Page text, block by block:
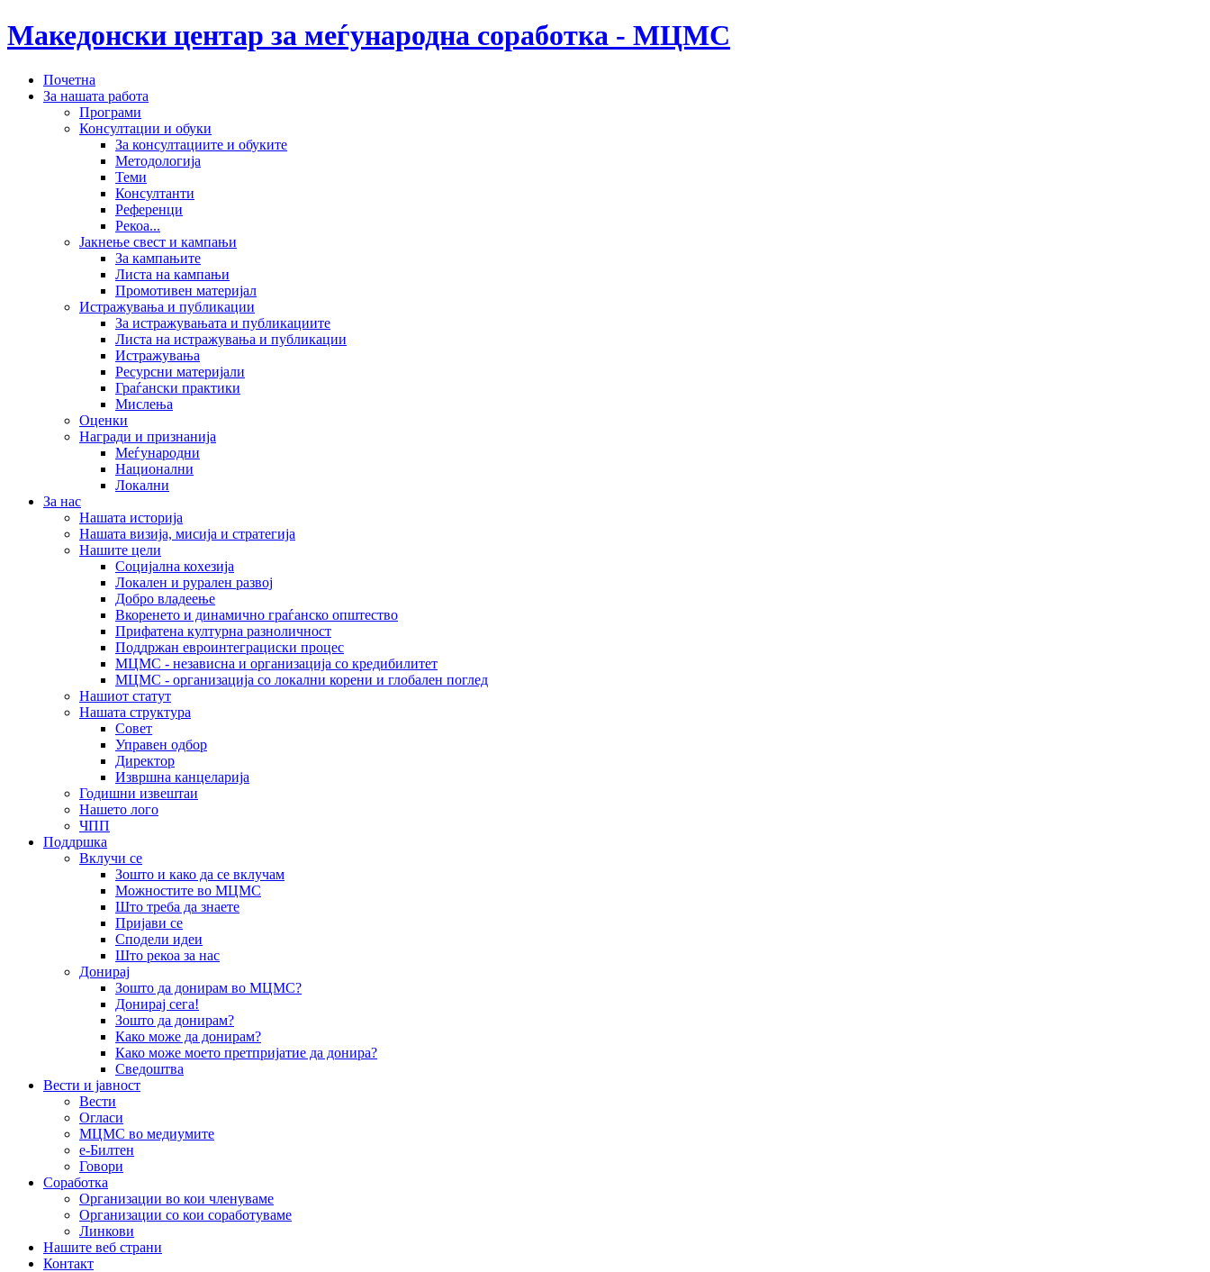
Македонски центар за меѓународна соработка - МЦМС
Почетна
За нашата работа
Програми
Консултации и обуки
За консултациите и обуките
Методологија
Теми
Консултанти
Референци
Рекоа...
Јакнење свест и кампањи
За кампањите
Листа на кампањи
Промотивен материјал
Истражувања и публикации
За истражувањата и публикациите
Листа на истражувања и публикации
Истражувања
Ресурсни материјали
Граѓански практики
Мислења
Оценки
Награди и признанија
Меѓународни
Национални
Локални
За нас
Нашата историја
Нашата визија, мисија и стратегија
Нашите цели
Социјална кохезија
Локален и рурален развој
Добро владеење
Вкоренето и динамично граѓанско општество
Прифатена културна разноличност
Поддржан евроинтеграциски процес
МЦМС - независна и организација со кредибилитет
МЦМС - организација со локални корени и глобален поглед
Нашиот статут
Нашата структура
Совет
Управен одбор
Директор
Извршна канцеларија
Годишни извештаи
Нашето лого
ЧПП
Поддршка
Вклучи се
Зошто и како да се вклучам
Можностите во МЦМС
Што треба да знаете
Пријави се
Сподели идеи
Што рекоа за нас
Донирај
Зошто да донирам во МЦМС?
Донирај сега!
Зошто да донирам?
Како може да донирам?
Како може моето претпријатие да донира?
Сведоштва
Вести и јавност
Вести
Огласи
МЦМС во медиумите
е-Билтен
Говори
Соработка
Организации во кои членуваме
Организации со кои соработуваме
Линкови
Нашите веб страни
Контакт